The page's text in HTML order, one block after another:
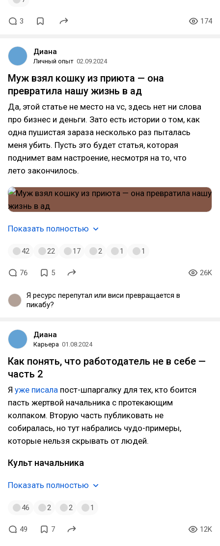
3 174
Диана
Личный опыт 02.09.2024
Муж взял кошку из приюта — она
превратила нашу жизнь в ад
Да, этой статье не место на vc, здесь нет ни слова
про бизнес и деньги. Зато есть истории о том, как
одна пушистая зараза несколько раз пыталась
меня убить. Пусть это будет статья, которая
поднимет вам настроение, несмотря на то, что
лето закончилось.
Показать полностью
42 22 17 2 1 1
76 5 26K
Я ресурс перепутал или виси превращается в
пикабу?
Диана
Карьера 01.08.2024
Как понять, что работодатель не в себе —
часть 2
Я уже писала пост-шпаргалку для тех, кто боится
пасть жертвой начальника с протекающим
колпаком. Вторую часть публиковать не
собиралась, но тут набрались чудо-примеры,
которые нельзя скрывать от людей.
Культ начальника
Показать полностью
46 2 2 1
49 7 12K